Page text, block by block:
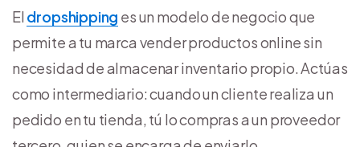
El dropshipping es un modelo de negocio que
permite a tu marca vender productos online sin
necesidad de almacenar inventario propio. Actúas
como intermediario: cuando un cliente realiza un
pedido en tu tienda, tú lo compras a un proveedor